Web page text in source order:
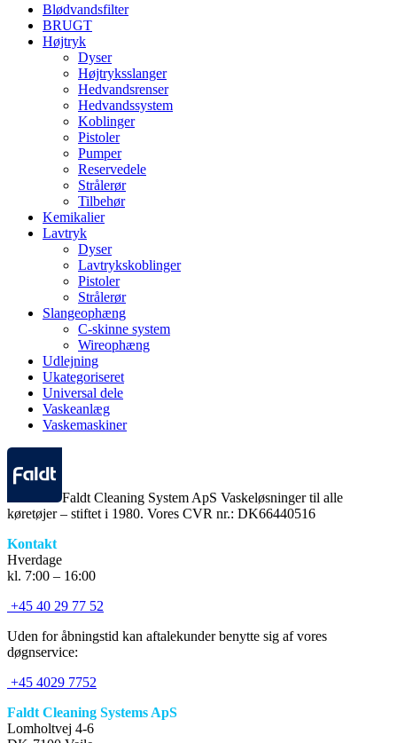
Blødvandsfilter
BRUGT
Højtryk
Dyser
Højtryksslanger
Hedvandsrenser
Hedvandssystem
Koblinger
Pistoler
Pumper
Reservedele
Strålerør
Tilbehør
Kemikalier
Lavtryk
Dyser
Lavtrykskoblinger
Pistoler
Strålerør
Slangeophæng
C-skinne system
Wireophæng
Udlejning
Ukategoriseret
Universal dele
Vaskeanlæg
Vaskemaskiner
Faldt Cleaning System ApS Vaskeløsninger til alle
køretøjer – stiftet i 1980. Vores CVR nr.: DK66440516
Kontakt
Hverdage
kl. 7:00 – 16:00
+45 40 29 77 52
Uden for åbningstid kan aftalekunder benytte sig af vores
døgnservice:
+45 4029 7752
Faldt Cleaning Systems ApS
Lomholtvej 4-6